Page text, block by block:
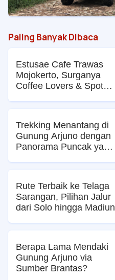
Paling Banyak Dibaca
Estusae Cafe Trawas
Mojokerto, Surganya
Coffee Lovers & Spot
Trekking Menantang di
Gunung Arjuno dengan
Panorama Puncak yang
Rute Terbaik ke Telaga
Sarangan, Pilihan Jalur
dari Solo hingga Madiun
Berapa Lama Mendaki
Gunung Arjuno via
Sumber Brantas?